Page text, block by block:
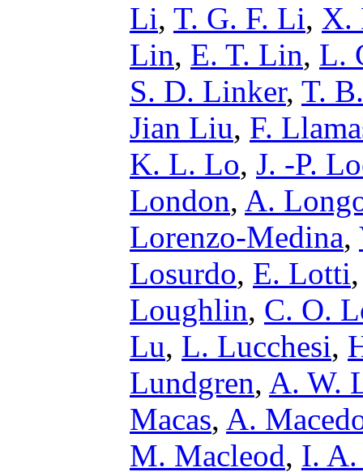
Li, T. G. F. Li, X.
Lin, E. T. Lin, L.
S. D. Linker, T.
Jian Liu, F.
K. L. Lo, J. -P.
London, A.
Lorenzo-Medina,
Losurdo, E. Lotti
Loughlin, C. O.
Lu, L. Lucchesi,
Lundgren, A. W.
Macas, A.
M. Macleod, I.